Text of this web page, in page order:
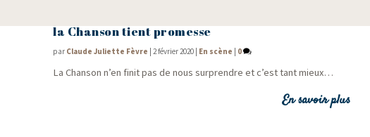
la Chanson tient promesse
par Claude Juliette Fèvre |2 février 2020 En scène 0
La Chan­son n’en finit pas de nous sur­prendre et c’est tant mieux…
En savoir plus